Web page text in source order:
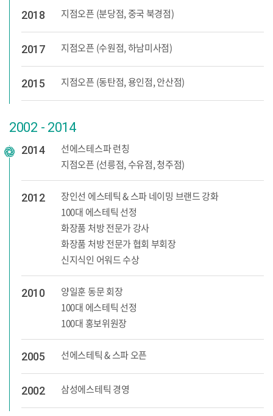
2018 지점오픈 (분당점, 중국 북경점)
2017 지점오픈 (수원점, 하남미사점)
2015 지점오픈 (동탄점, 용인점, 안산점)
2002 - 2014
2014
선에스테스파 런칭
지점오픈 (선릉점, 수유점, 청주점)
2012
장인선 에스테틱 & 스파 네이밍 브랜드 강화
100대 에스테틱 선정
화장품 처방 전문가 강사
화장품 처방 전문가 협회 부회장
신지식인 어워드 수상
2010
양일훈 동문 회장
100대 에스테틱 선정
100대 홍보위원장
2005 선에스테틱 & 스파 오픈
2002 삼성에스테틱 경영